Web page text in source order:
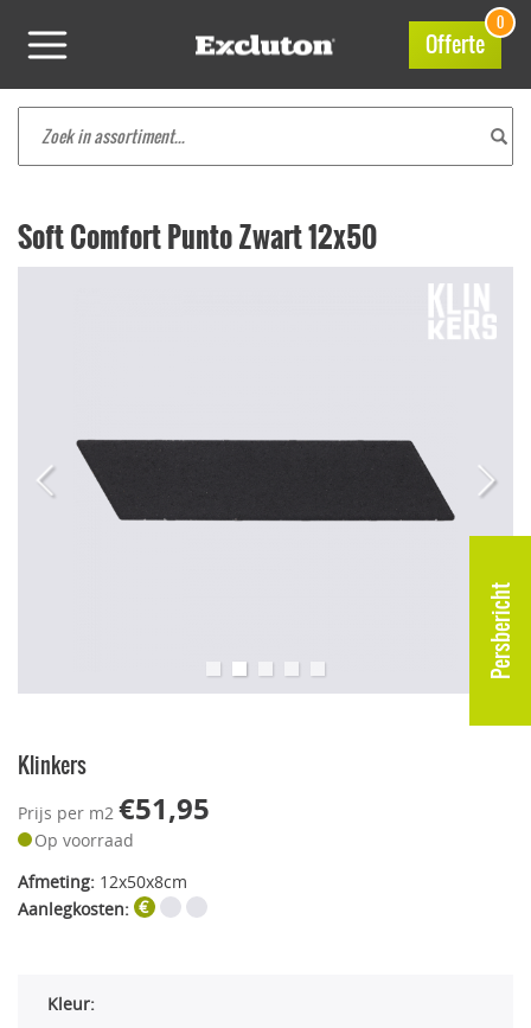
Persbericht
Offerte
0
Soft Comfort Punto Zwart 12x50
Klinkers
Prijs per m2 €51,95
Op voorraad
Afmeting: 12x50x8cm
Aanlegkosten:
Kleur: